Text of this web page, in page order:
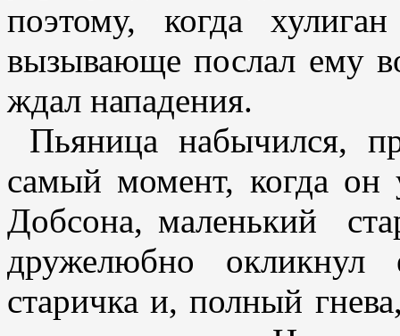
поэтому, когда
вызывающе послал ему
ждал нападения.
Пьяница набычился,
самый момент, когда он
Добсона, маленький
дружелюбно окликнул
старичка и, полный